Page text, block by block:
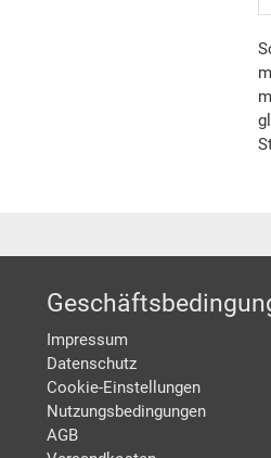
Impressum
Datenschutz
Cookie-Einstellungen
Nutzungsbedingungen
AGB